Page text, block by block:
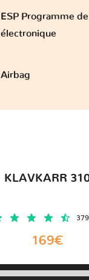
ESP Programme
électronique
Airbag
KLAVKARR
169€